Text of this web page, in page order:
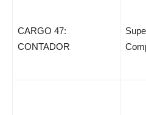
CARGO 47:
CONTADOR